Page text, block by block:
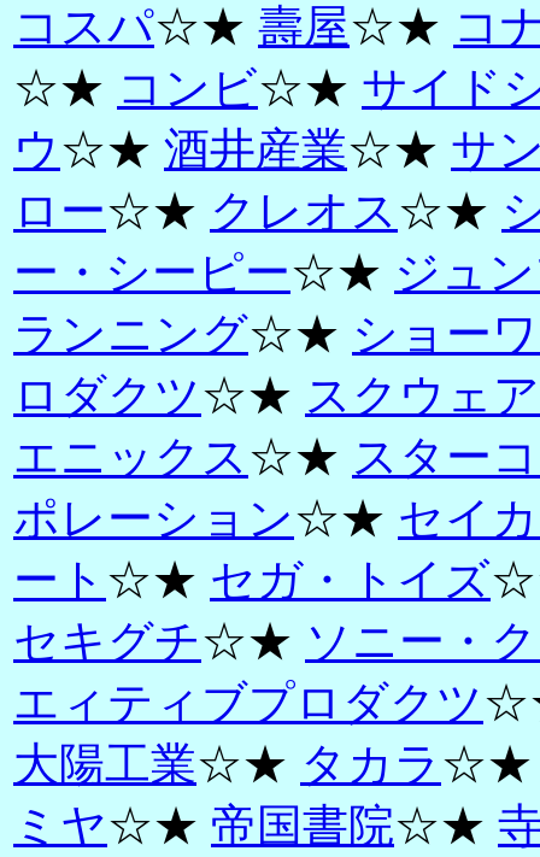
コスパ☆★ 壽屋☆★ コ
☆★ コンビ☆★ サイド
ウ☆★ 酒井産業☆★ サ
ロー☆★ クレオス☆★
ー・シーピー☆★ ジュ
ランニング☆★ ショー
ロダクツ☆★ スクウェ
エニックス☆★ スター
ポレーション☆★ セイ
ート ☆★ セガ・トイズ
セキグチ☆★ ソニー・
エィティブプロダクツ
大陽工業☆★ タカラ
ミヤ☆★ 帝国書院☆★